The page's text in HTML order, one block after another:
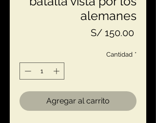
alemanes
S/ 150.00Precio
Cantidad *
Agregar al carrito